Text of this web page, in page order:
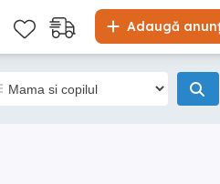
Adaugă